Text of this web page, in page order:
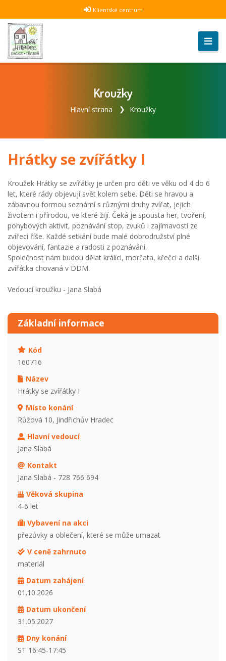
Klientské centrum
Kroužky
Hlavní strana Kroužky
Hrátky se zvířátky I
Kroužek Hrátky se zvířátky je určen pro děti ve věku od 4 do 6
let, které rády objevují svět kolem sebe. Děti se hravou a
zábavnou formou seznámí s různými druhy zvířat, jejich
životem i přírodou, ve které žijí. Čeká je spousta her, tvoření,
pohybových aktivit, poznávání stop, zvuků i zajímavostí ze
zvířecí říše. Každé setkání bude malé dobrodružství plné
objevování, fantazie a radosti z poznávání.
Společnost nám budou dělat králíci, morčata, křečci a další
zvířátka chovaná v DDM.
Vedoucí kroužku - Jana Slabá
Základní informace
Kód
160716
Název
Hrátky se zvířátky I
Místo konání
Růžová 10, Jindřichův Hradec
Hlavní vedoucí
Jana Slabá
Kontakt
Jana Slabá - 728 766 694
Věková skupina
4-6 let
Vybavení na akci
přezůvky a oblečení, které se může umazat
V ceně zahrnuto
materiál
Datum zahájení
01.10.2026
Datum ukončení
31.05.2027
Dny konání
ST 16:45-17:45